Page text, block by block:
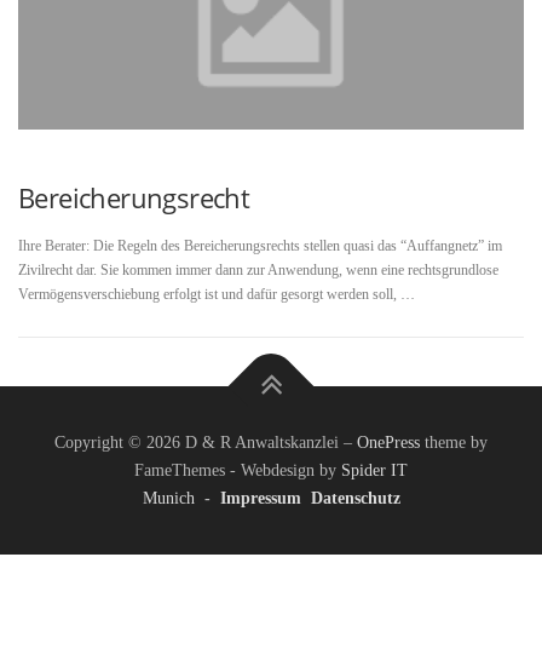
Bereicherungsrecht
Ihre Berater: Die Regeln des Bereicherungsrechts stellen quasi das “Auffangnetz” im
Zivilrecht dar. Sie kommen immer dann zur Anwendung, wenn eine rechtsgrundlose
Vermögensverschiebung erfolgt ist und dafür gesorgt werden soll, …
Copyright © 2026 D & R Anwaltskanzlei – OnePress theme by
FameThemes - Webdesign by Spider IT
Munich- Impressum Datenschutz